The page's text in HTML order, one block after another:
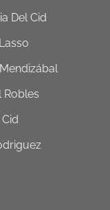
Del Cid
Robles